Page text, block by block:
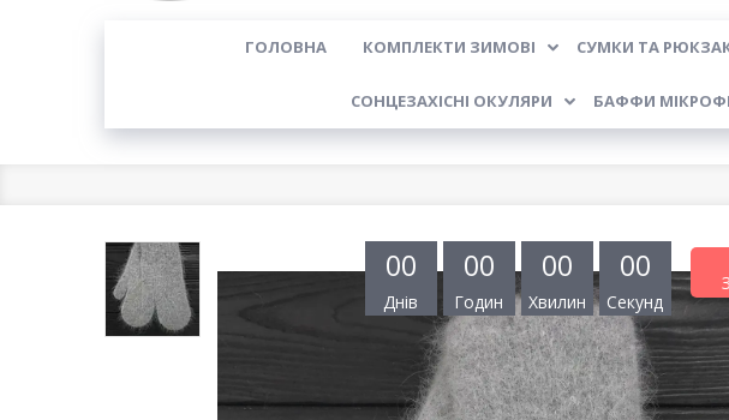
ГОЛОВНА КОМПЛЕКТИ ЗИМОВІ СУМКИ ТА
СОНЦЕЗАХІСНІ ОКУЛЯРИ БАФФИ
00
Днів
00
Годин
00
Хвилин
00
Секунд